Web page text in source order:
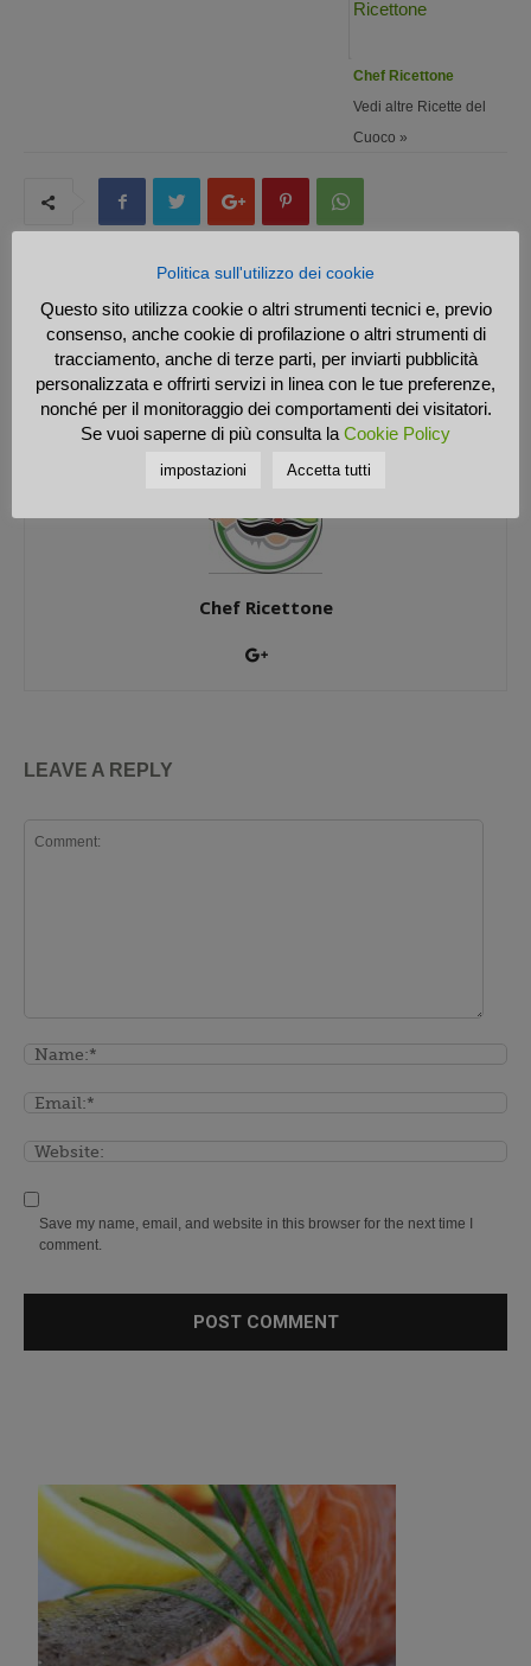
Chef Ricettone
Vedi altre Ricette del
Cuoco »
Previous article
Sandwich di carne con
formaggio e prosciutto
Next article
Pizza Marinara
Chef Ricettone
LEAVE A REPLY
Save my name, email, and website in this browser for the next time I
comment.
Politica sull'utilizzo dei cookie
Questo sito utilizza cookie o altri strumenti tecnici e, previo
consenso, anche cookie di profilazione o altri strumenti di
tracciamento, anche di terze parti, per inviarti pubblicità
personalizzata e offrirti servizi in linea con le tue preferenze,
nonché per il monitoraggio dei comportamenti dei visitatori.
Se vuoi saperne di più consulta la Cookie Policy
impostazioni Accetta tutti